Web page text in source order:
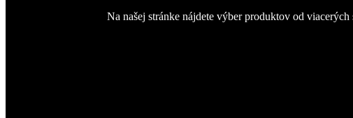
Na našej stránke nájdete výber produktov od